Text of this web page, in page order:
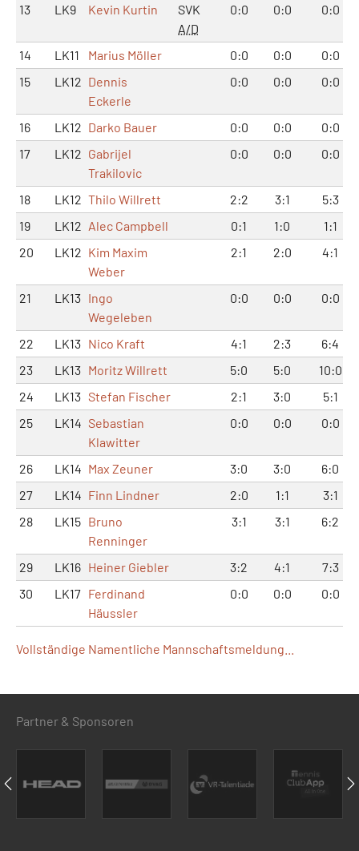
13
LK9 Kevin Kurtin
SVK
A/D
0:0 0:0 0:0
14 LK11 Marius Möller 0:0 0:0
0:0
15
LK12 Dennis
Eckerle
0:0 0:0 0:0
16 LK12 Darko Bauer 0:0 0:0
0:0
17
LK12 Gabrijel
Trakilovic
0:0 0:0 0:0
18 LK12 Thilo Willrett 2:2 3:1
5:3
19
LK12 Alec Campbell 0:1 1:0
1:1
20
LK12 Kim Maxim
Weber
2:1 2:0 4:1
21 LK13 Ingo
Wegeleben
0:0 0:0 0:0
22 LK13 Nico Kraft 4:1 2:3
6:4
23
LK13 Moritz Willrett 5:0 5:0
10:0
24
LK13 Stefan Fischer 2:1 3:0
5:1
25
LK14 Sebastian
Klawitter
0:0 0:0 0:0
26 LK14 Max Zeuner 3:0 3:0
6:0
27
LK14 Finn Lindner 2:0 1:1
3:1
28
LK15 Bruno
Renninger
3:1 3:1 6:2
29 LK16 Heiner Giebler 3:2 4:1
7:3
30
LK17 Ferdinand
Häussler
0:0 0:0 0:0
Vollständige Namentliche Mannschaftsmeldung...
Partner & Sponsoren